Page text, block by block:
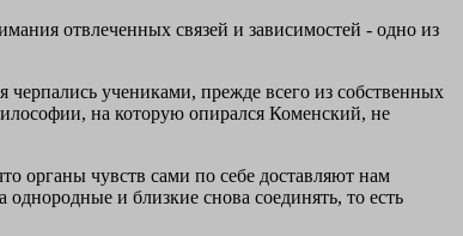
отвлеченных связей и зависимостей - одно из
учениками, прежде всего из собственных
на которую опирался Коменский, не
органы чувств сами по себе доставляют нам
и близкие снова соединять, то есть